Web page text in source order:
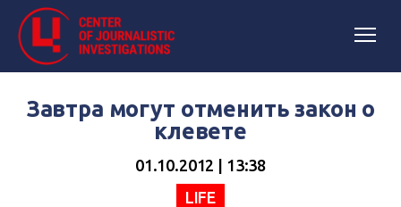
Завтра могут отменить закон о
клевете
01.10.2012 | 13:38
LIFE